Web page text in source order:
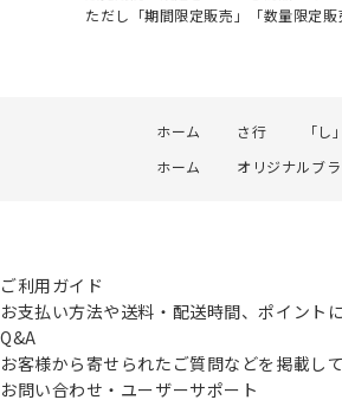
ただし「期間限定販売」「数量限定
ホーム さ行 「
ホーム
オリジナルブ
ご利用ガイド
お支払い方法や送料・配送時間、ポイント
Q&A
お客様から寄せられたご質問などを掲載して
お問い合わせ・ユーザーサポート